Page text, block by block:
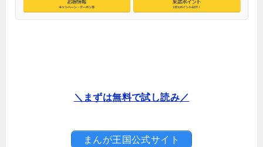
＼まずは無料で試し読み／
まんが王国公式サイト